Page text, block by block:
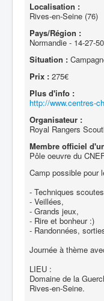
Localisation :
Rives-en-Seine (76)
Pays/Région :
Normandie - 14-27-
Situation :
Prix : 275€
Plus d'info :
http://www.centres-
Organisateur :
Royal Rangers
Membre officiel
Pôle oeuvre du
Camp possible pour
- Techniques
- Veillées,
- Grands jeux,
- Rire et bonheur :)
- Randonnées,
Journée à thème
LIEU :
Domaine de la
Rives-en-Seine.